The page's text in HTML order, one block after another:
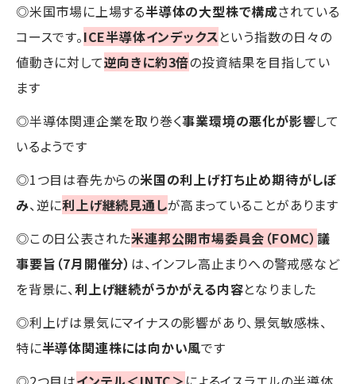
◎米国市場に上場する半導体の大型株で構成されている
コースです。ICE半導体インデックスという指数の日々の
値動きに対して逆向きに約3倍の投資結果を目指してい
ます
◎半導体関連企業を取り巻く事業環境の悪化が影響して
いるようです
◎1つ目は春先からの米国の利上げ打ち止め期待がしぼ
み、逆に利上げ継続見通しが高まっていることがあります
◎この日公表された米連邦公開市場委員会（FOMC）議
事要旨（7月開催分） は、インフレ高止まりへの警戒感など
を背景に、利上げ継続がうかがえる内容となりました
◎利上げは景気にマイナスの影響があり、景気敏感株、
特に半導体関連株には向かい風です